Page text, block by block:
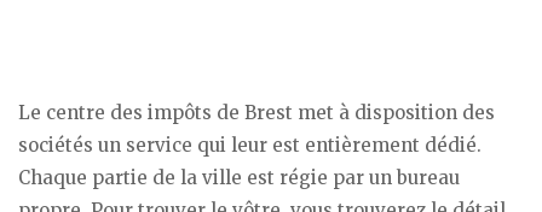
Le centre des impôts de Brest met à disposition des
sociétés un service qui leur est entièrement dédié.
Chaque partie de la ville est régie par un bureau